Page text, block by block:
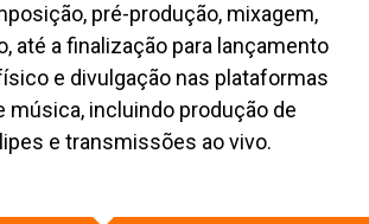
pré-produção, mixagem,
até a finalização para lançamento
e divulgação nas plataformas
música, incluindo produção de
e transmissões ao vivo.